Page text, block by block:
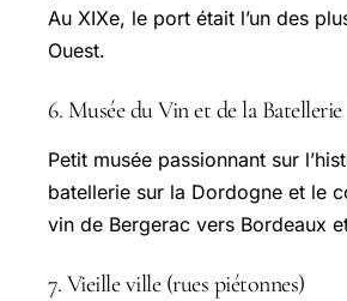
Au XIXe, le port était l’un des
Ouest.
6. Musée du Vin et de la Batellerie
Petit musée passionnant sur
batellerie sur la Dordogne et le
vin de Bergerac vers Bordeaux
7. Vieille ville (rues piétonnes)